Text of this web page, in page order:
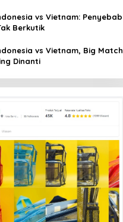
vs Vietnam: Penyebab
Berkutik
vs Vietnam, Big Match
Dinanti